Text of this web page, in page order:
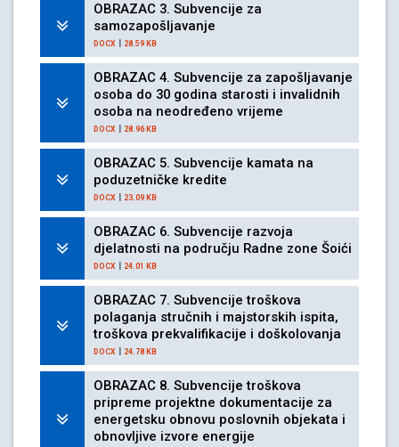
OBRAZAC 3. Subvencije za
samozapošljavanje
DOCX | 28.59 KB
OBRAZAC 4. Subvencije za zapošljavanje
osoba do 30 godina starosti i invalidnih
osoba na neodređeno vrijeme
DOCX | 28.96 KB
OBRAZAC 5. Subvencije kamata na
poduzetničke kredite
DOCX | 23.09 KB
OBRAZAC 6. Subvencije razvoja
djelatnosti na području Radne zone Šoići
DOCX | 24.01 KB
OBRAZAC 7. Subvencije troškova
polaganja stručnih i majstorskih ispita,
troškova prekvalifikacije i doškolovanja
DOCX | 24.78 KB
OBRAZAC 8. Subvencije troškova
pripreme projektne dokumentacije za
energetsku obnovu poslovnih objekata i
obnovljive izvore energije